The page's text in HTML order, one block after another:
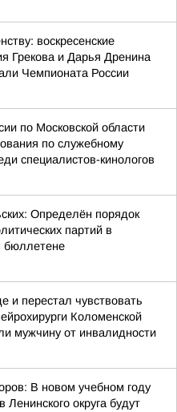
воскресенские
Грекова и Дарья Дренина
Чемпионата России
по Московской области
по служебному
специалистов-кинологов
Определён порядок
партий в
бюллетене
и перестал чувствовать
Коломенской
мужчину от инвалидности
В новом учебном году
Ленинского округа будут